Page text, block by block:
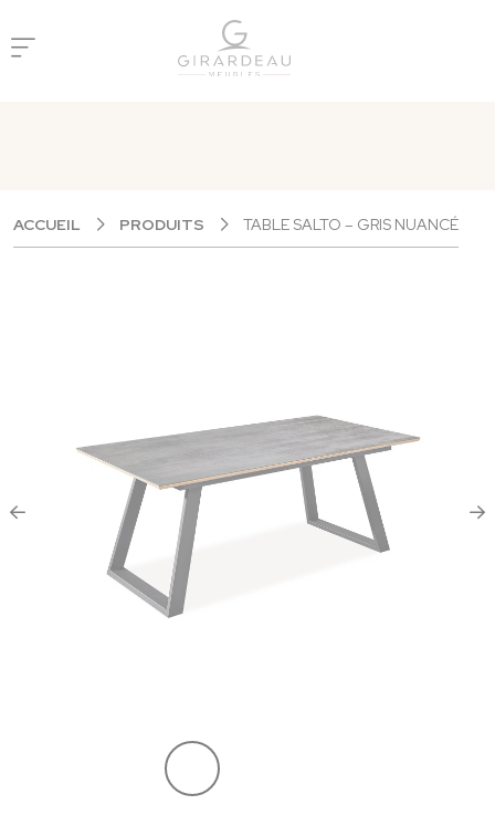
ACCUEIL PRODUITS TABLE SALTO – GRIS NUANCÉ